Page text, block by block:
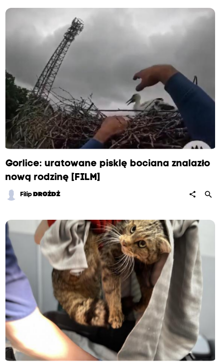
Gorlice: uratowane pisklę bociana znalazło
nową rodzinę [FILM]
Filip DROŻDŻ share search